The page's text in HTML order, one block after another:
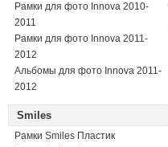
Рамки для фото Innova 2010-
2011
Рамки для фото Innova 2011-
2012
Альбомы для фото Innova 2011-
2012
Smiles
Рамки Smiles Пластик